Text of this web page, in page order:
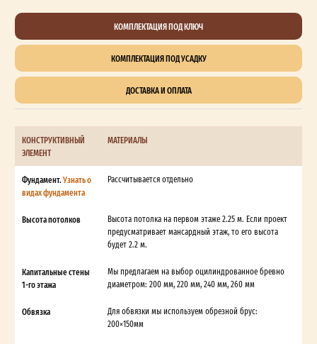
КОМПЛЕКТАЦИЯ ПОД КЛЮЧ
КОМПЛЕКТАЦИЯ ПОД УСАДКУ
ДОСТАВКА И ОПЛАТА
КОНСТРУКТИВНЫЙ
ЭЛЕМЕНТ
МАТЕРИАЛЫ
Фундамент.Узнать о
видах фундамента
Рассчитывается отдельно
Высота потолков
Высота потолка на первом этаже 2.25 м. Если проект
предусматривает мансардный этаж, то его высота
будет 2.2 м.
Капитальные стены
1-го этажа
Мы предлагаем на выбор оцилиндрованное бревно
диаметром: 200 мм, 220 мм, 240 мм, 260 мм
Обвязка
Для обвязки мы используем обрезной брус:
200×150мм